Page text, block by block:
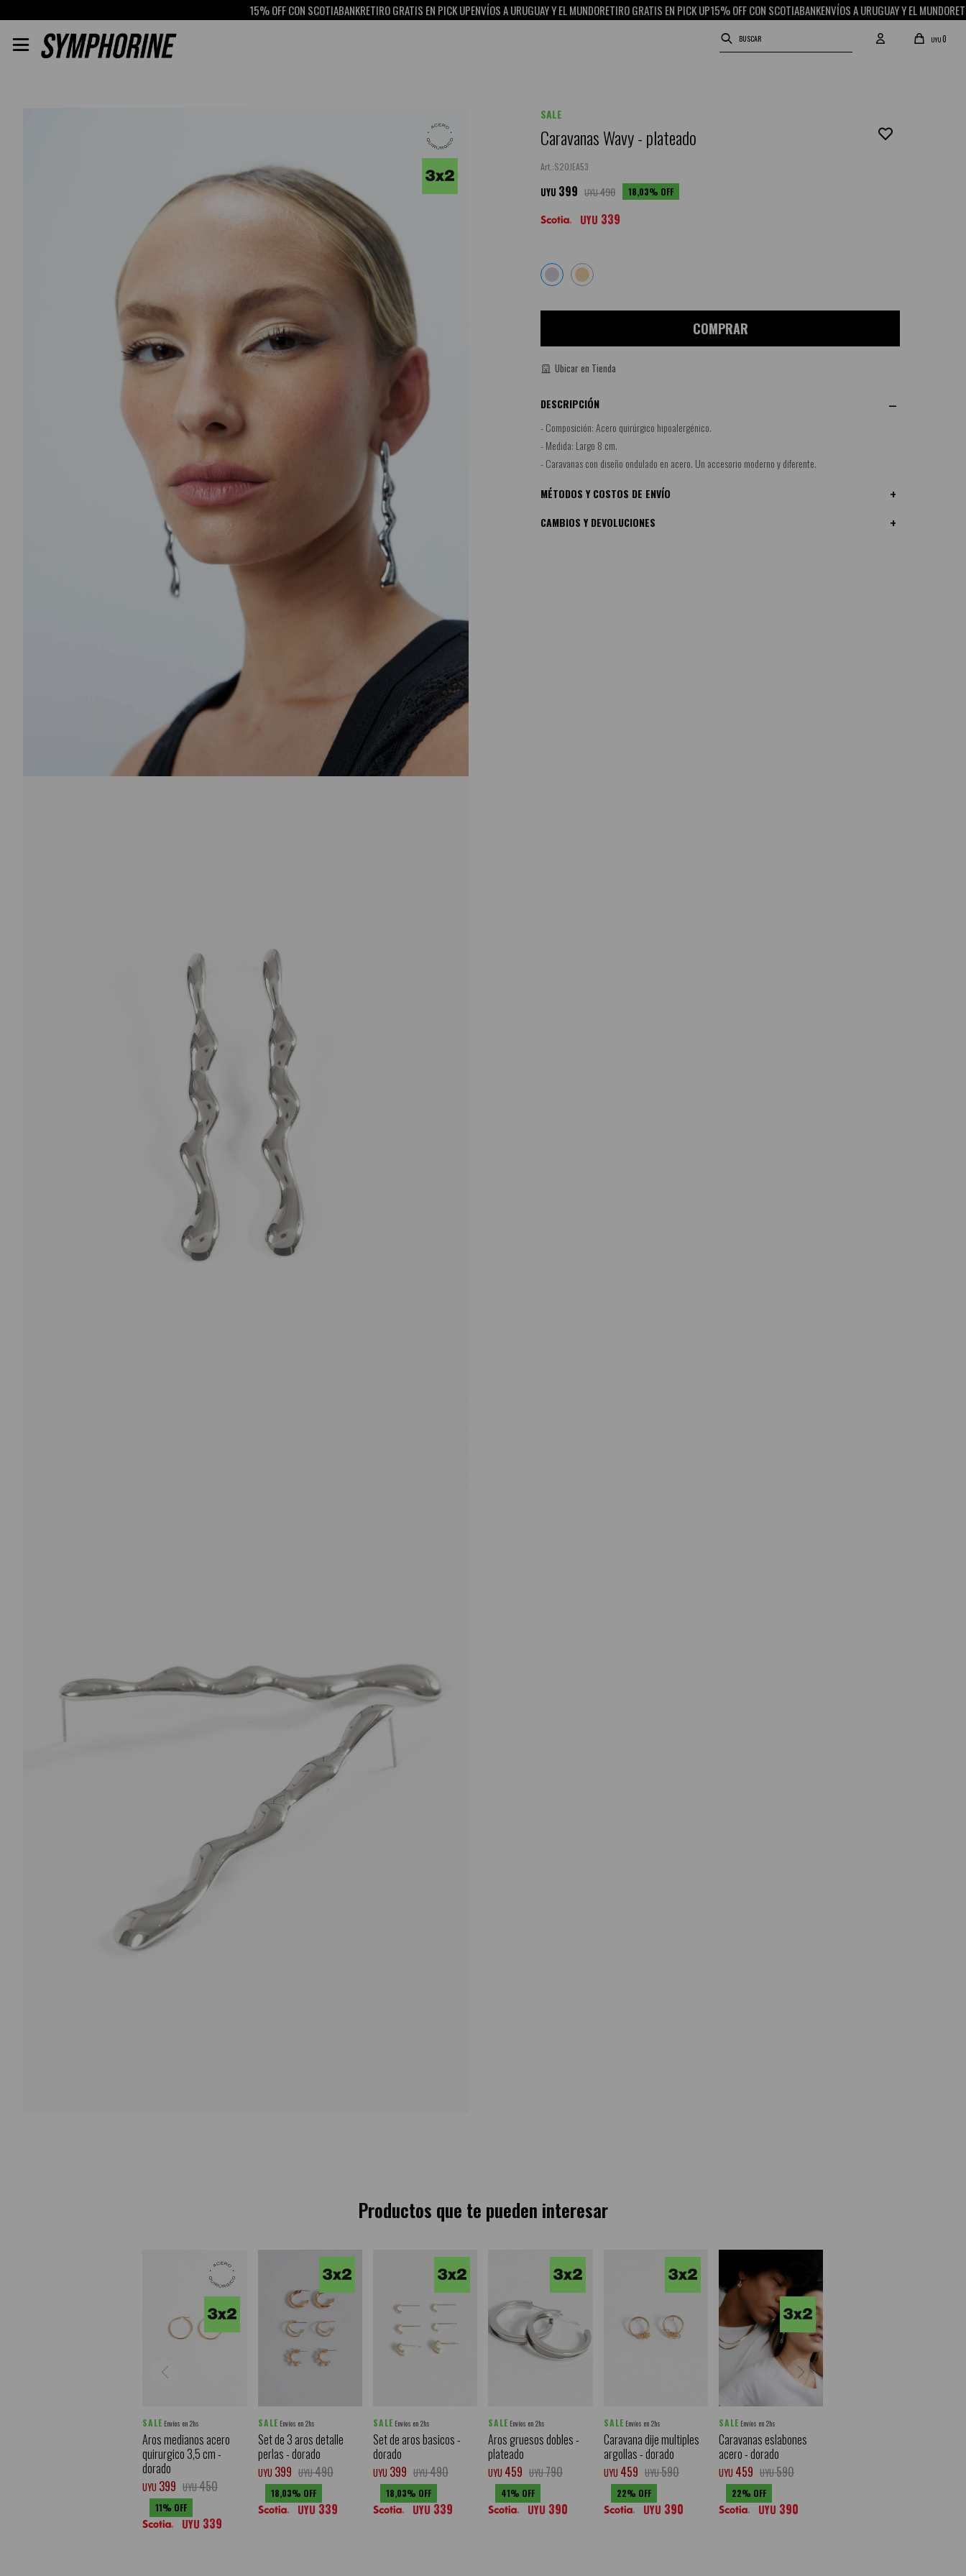
15% OFF CON SCOTIABANKRETIRO GRATIS EN PICK UPENVÍOS A URUGUAY Y EL MUNDORETIRO GRATIS EN PICK UP15% OFF CON SCOTIABANKENVÍOS A URUGUAY Y EL MUNDORETIRO
UYU0

SALE
Caravanas Wavy - plateado
S20JEA53
UYU 399 UYU490 18,03
UYU 339
COMPRAR
Ubicar en Tienda
DESCRIPCIÓN
- Composición: Acero quirúrgico hipoalergénico.
- Medida: Largo 8 cm.
- Caravanas con diseño ondulado en acero. Un accesorio moderno y diferente.
MÉTODOS Y COSTOS DE ENVÍO
CAMBIOS Y DEVOLUCIONES
Productos que te pueden interesar
SALE Envíos en 2hs
Aros medianos acero
quirurgico 3,5 cm -
dorado
UYU 399 UYU450
11
UYU 339
SALE Envíos en 2hs
Set de 3 aros detalle
perlas - dorado
UYU 399 UYU490
18,03
UYU 339
SALE Envíos en 2hs
Set de aros basicos -
dorado
UYU 399 UYU490
18,03
UYU 339
SALE Envíos en 2hs
Aros gruesos dobles -
plateado
UYU 459 UYU790
41
UYU 390
SALE Envíos en 2hs
Caravana dije multiples
argollas - dorado
UYU 459 UYU590
22
UYU 390
SALE Envíos en 2hs
Caravanas eslabones
acero - dorado
UYU 459 UYU590
22
UYU 390